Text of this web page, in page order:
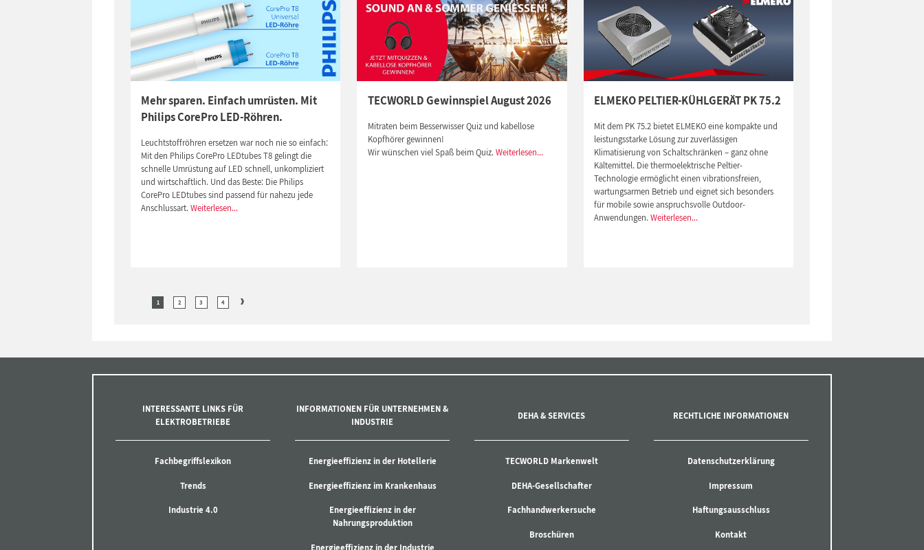
Mehr sparen. Einfach umrüsten. Mit
Philips CorePro LED-Röhren.
Leuchtstoffröhren ersetzen war noch nie so einfach:
Mit den Philips CorePro LEDtubes T8 gelingt die
schnelle Umrüstung auf LED schnell, unkompliziert
und wirtschaftlich. Und das Beste: Die Philips
CorePro LEDtubes sind passend für nahezu jede
Anschlussart.Weiterlesen...
TECWORLD Gewinnspiel August 2026
Mitraten beim Besserwisser Quiz und kabellose
Kopfhörer gewinnen!
Wir wünschen viel Spaß beim Quiz. Weiterlesen...
ELMEKO PELTIER-KÜHLGERÄT PK 75.2
Mit dem PK 75.2 bietet ELMEKO eine kompakte und
leistungsstarke Lösung zur zuverlässigen
Klimatisierung von Schaltschränken – ganz ohne
Kältemittel. Die thermoelektrische Peltier-
Technologie ermöglicht einen vibrationsfreien,
wartungsarmen Betrieb und eignet sich besonders
für mobile sowie anspruchsvolle Outdoor-
Anwendungen. Weiterlesen...
1 2 3 4
INTERESSANTE LINKS FÜR
ELEKTROBETRIEBE
Fachbegriffslexikon
Trends
Industrie 4.0
INFORMATIONEN FÜR UNTERNEHMEN &
INDUSTRIE
Energieeffizienz in der Hotellerie
Energieeffizienz im Krankenhaus
Energieeffizienz in der
Nahrungsproduktion
DEHA & SERVICES
TECWORLD Markenwelt
DEHA-Gesellschafter
Fachhandwerkersuche
Broschüren
RECHTLICHE INFORMATIONEN
Datenschutzerklärung
Impressum
Haftungsausschluss
Kontakt